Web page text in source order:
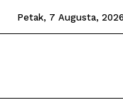
Petak, 7 Augusta, 2026